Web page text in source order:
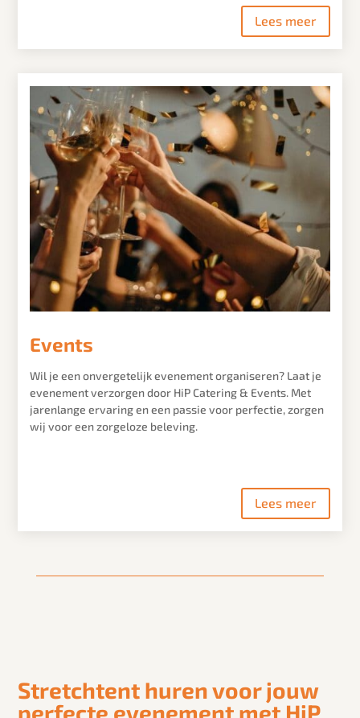
Lees meer
Events
Wil je een onvergetelijk evenement organiseren? Laat je
evenement verzorgen door HiP Catering & Events. Met
jarenlange ervaring en een passie voor perfectie, zorgen
wij voor een zorgeloze beleving.
Lees meer
Stretchtent huren voor jouw
perfecte evenement met HiP